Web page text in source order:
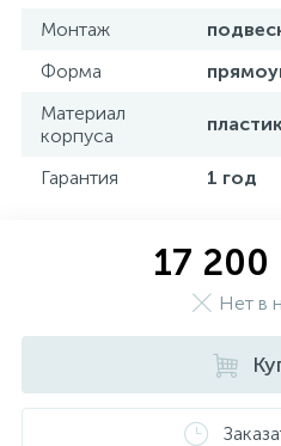
Монтаж
Форма
Материал
корпуса
Гарантия 1 год
17 200
Нет в